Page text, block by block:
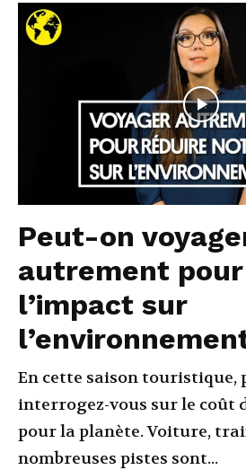
Peut-on
autrement
l’impact sur
En cette saison touristique,
interrogez-vous sur le coût
pour la planète. Voiture,
nombreuses pistes sont...